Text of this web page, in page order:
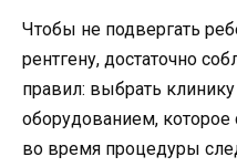
Чтобы не подвергать
рентгену, достаточно
правил: выбрать
оборудованием, которое
во время процедуры